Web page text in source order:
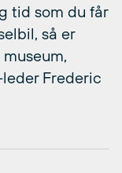
tid som du får
så er
Frederic